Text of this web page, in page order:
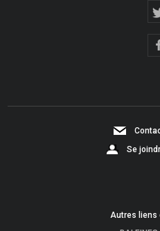
Se
Autres liens